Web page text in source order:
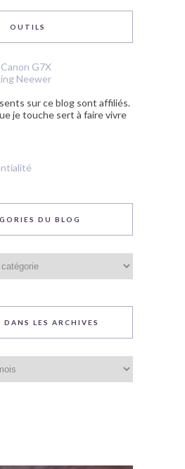
OUTILS
G7X
Neewer
sur ce blog sont affiliés.
je touche sert à faire vivre
DU BLOG
DANS LES ARCHIVES